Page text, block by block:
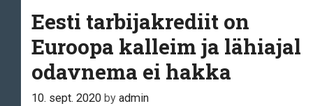
Eesti tarbijakrediit on
Euroopa kalleim ja lähiajal
odavnema ei hakka
10. sept. 2020 by admin